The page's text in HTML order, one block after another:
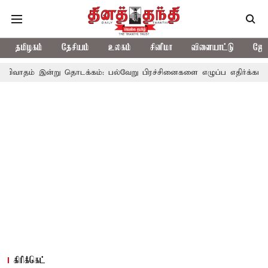
தமிழகம் தேசியம் உலகம் சினிமா விளையாட்டு
பல்வேறு பிரச்சினைகளை எழுப்ப எதிர்க்கட்சிகள் திட்டம்
கிரிக்கெட்